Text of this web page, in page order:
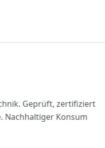
Geprüft, zertifiziert
Nachhaltiger Konsum